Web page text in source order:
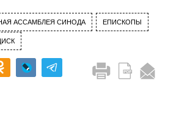
АССАМБЛЕЯ СИНОДА ЕПИСКОПЫ